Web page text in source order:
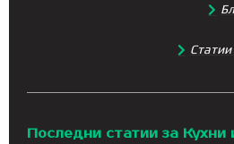
Последни статии за Кухни